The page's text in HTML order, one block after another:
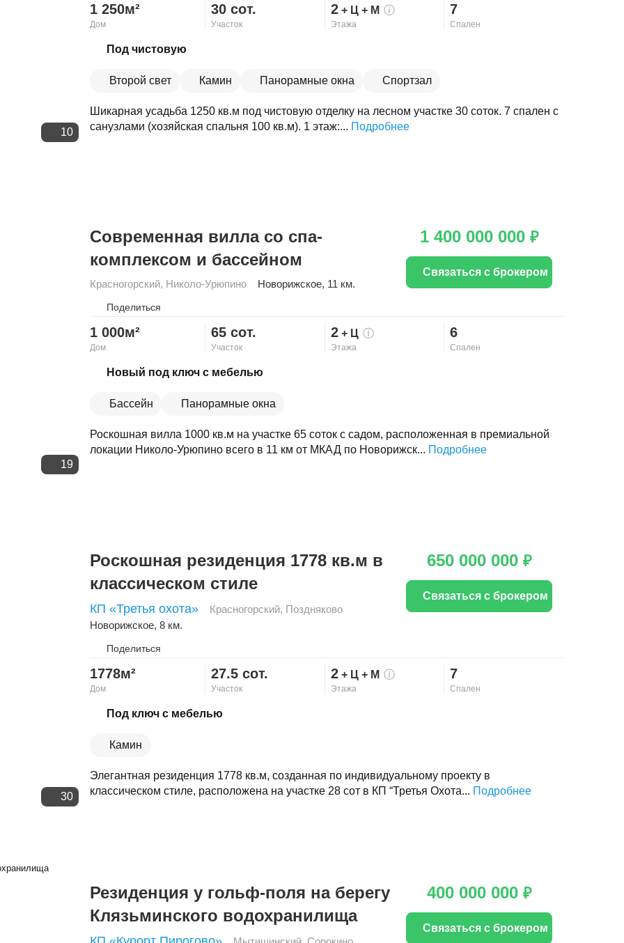
10
1 250м²
Дом
30 сот.
Участок
2+ Ц+ М ⓘ
Этажа
7
Спален
Под чистовую
Второй свет Камин Панорамные окна Спортзал
Шикарная усадьба 1250 кв.м под чистовую отделку на лесном участке 30 соток. 7 спален с
санузлами (хозяйская спальня 100 кв.м). 1 этаж:... Подробнее
19
Современная вилла со спа-
комплексом и бассейном
Красногорский, Николо-Урюпино Новорижское, 11 км.
Поделиться
Скопировать ссылку
1 000м²
Дом
65 сот.
Участок
2+ Ц ⓘ
Этажа
6
Спален
Новый под ключ с мебелью
Бассейн Панорамные окна
Роскошная вилла 1000 кв.м на участке 65 соток с садом, расположенная в премиальной
локации Николо-Урюпино всего в 11 км от МКАД по Новорижск... Подробнее
1 400 000 000 ₽
Связаться с брокером
30
Роскошная резиденция 1778 кв.м в
классическом стиле
КП «Третья охота» Красногорский, Поздняково
Новорижское, 8 км.
Поделиться
Скопировать ссылку
1778м²
Дом
27.5 сот.
Участок
2+ Ц+ М ⓘ
Этажа
7
Спален
Под ключ с мебелью
Камин
Элегантная резиденция 1778 кв.м, созданная по индивидуальному проекту в
классическом стиле, расположена на участке 28 сот в КП “Третья Охота... Подробнее
650 000 000 ₽
Связаться с брокером
Резиденция у гольф-поля на берегу
Клязьминского водохранилища
400 000 000 ₽
Связаться с брокером